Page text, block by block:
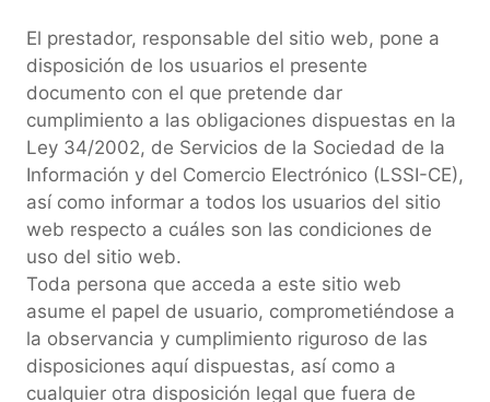
El prestador, responsable del sitio web, pone a
disposición de los usuarios el presente
documento con el que pretende dar
cumplimiento a las obligaciones dispuestas en la
Ley 34/2002, de Servicios de la Sociedad de la
Información y del Comercio Electrónico (LSSI-CE),
así como informar a todos los usuarios del sitio
web respecto a cuáles son las condiciones de
uso del sitio web.
Toda persona que acceda a este sitio web
asume el papel de usuario, comprometiéndose a
la observancia y cumplimiento riguroso de las
disposiciones aquí dispuestas, así como a
cualquier otra disposición legal que fuera de